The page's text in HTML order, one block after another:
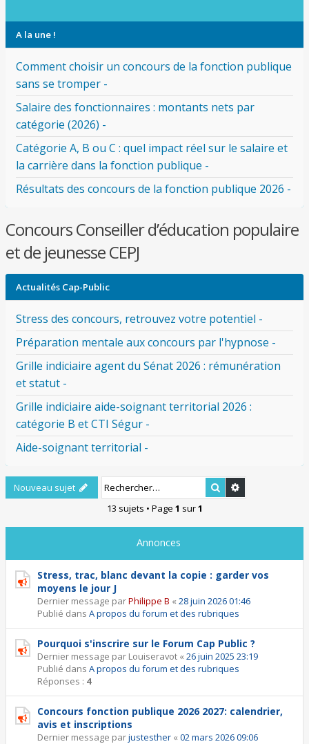
A la une !
Comment choisir un concours de la fonction publique
sans se tromper -
Salaire des fonctionnaires : montants nets par
catégorie (2026) -
Catégorie A, B ou C : quel impact réel sur le salaire et
la carrière dans la fonction publique -
Résultats des concours de la fonction publique 2026 -
Concours Conseiller d’éducation populaire
et de jeunesse CEPJ
Actualités Cap-Public
Stress des concours, retrouvez votre potentiel -
Préparation mentale aux concours par l'hypnose -
Grille indiciaire agent du Sénat 2026 : rémunération
et statut -
Grille indiciaire aide-soignant territorial 2026 :
catégorie B et CTI Ségur -
Aide-soignant territorial -
Nouveau sujet Rechercher
13 sujets • Page 1 sur1
Annonces
Stress, trac, blanc devant la copie : garder vos
moyens le jour J
Dernier message parPhilippe B « 28 juin 2026 01:46
Publié dans A propos du forum et des rubriques
Pourquoi s'inscrire sur le Forum Cap Public ?
Dernier message par Louiseravot « 26 juin 2025 23:19
Publié dans A propos du forum et des rubriques
Réponses : 4
Concours fonction publique 2026 2027: calendrier,
avis et inscriptions
Dernier message parjustesther « 02 mars 2026 09:06